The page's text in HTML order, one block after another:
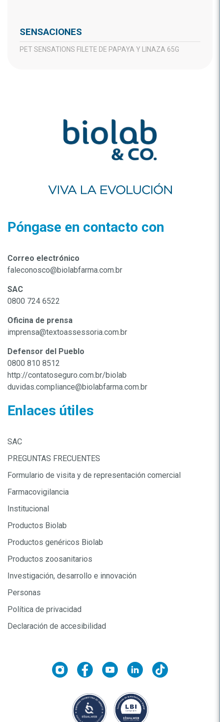
SENSACIONES
PET SENSATIONS FILETE DE PAPAYA Y LINAZA 65G
Póngase en contacto con
Correo electrónico
faleconosco@biolabfarma.com.br
SAC
0800 724 6522
Oficina de prensa
imprensa@textoassessoria.com.br
Defensor del Pueblo
0800 810 8512
http://contatoseguro.com.br/biolab
duvidas.compliance@biolabfarma.com.br
Enlaces útiles
SAC
PREGUNTAS FRECUENTES
Formulario de visita y de representación comercial
Farmacovigilancia
Institucional
Productos Biolab
Productos genéricos Biolab
Productos zoosanitarios
Investigación, desarrollo e innovación
Personas
Política de privacidad
Declaración de accesibilidad